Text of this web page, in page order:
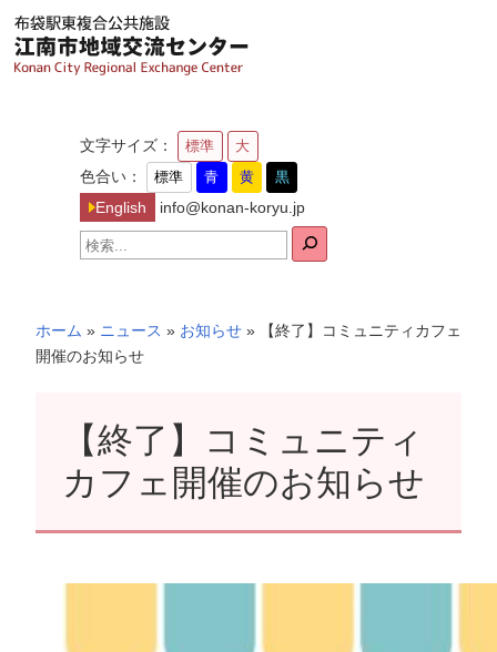
内
容
を
文字サイズ： 標準 大
色合い： 標準 青 黄 黒
English info@konan-koryu.jp
検
索
ホーム » ニュース » お知らせ » 【終了】コミュニティカフェ
開催のお知らせ
【終了】コミュニティ
カフェ開催のお知らせ